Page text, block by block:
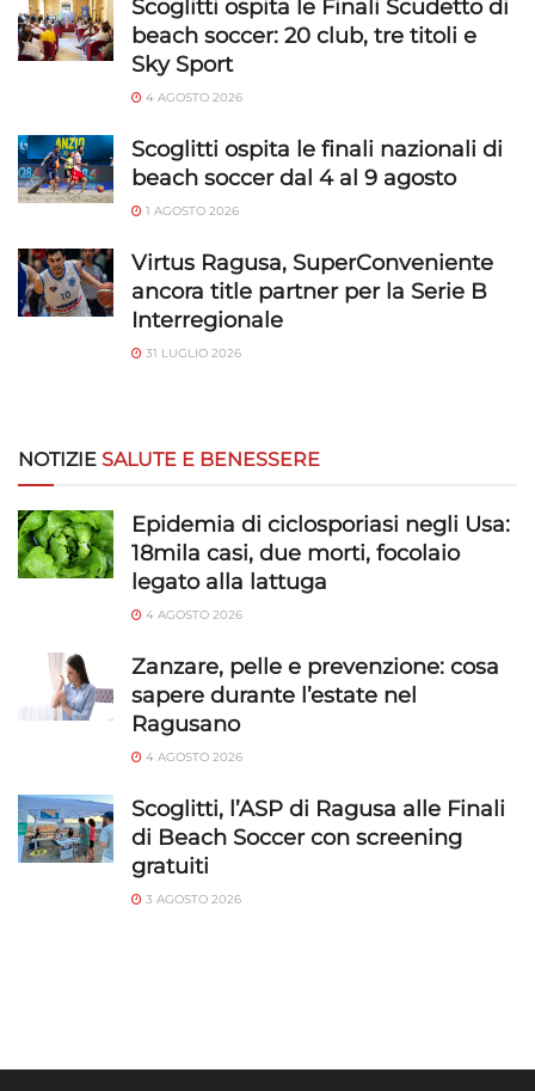
Garantire la sicurezza, prevenire e
rilevare frodi, correggere errori, Erogare
e presentare pubblicità e contenuto,
Salvare e comunicare le scelte sulla
privacy.
Scoglitti ospita le Finali Scudetto di
beach soccer: 20 club, tre titoli e
Sky Sport
4 AGOSTO 2026
Scoglitti ospita le finali nazionali di
beach soccer dal 4 al 9 agosto
1 AGOSTO 2026
Virtus Ragusa, SuperConveniente
ancora title partner per la Serie B
Interregionale
31 LUGLIO 2026
NOTIZIE SALUTE E BENESSERE
Epidemia di ciclosporiasi negli Usa:
18mila casi, due morti, focolaio
legato alla lattuga
4 AGOSTO 2026
Zanzare, pelle e prevenzione: cosa
sapere durante l’estate nel
Ragusano
4 AGOSTO 2026
Scoglitti, l’ASP di Ragusa alle Finali
di Beach Soccer con screening
gratuiti
3 AGOSTO 2026